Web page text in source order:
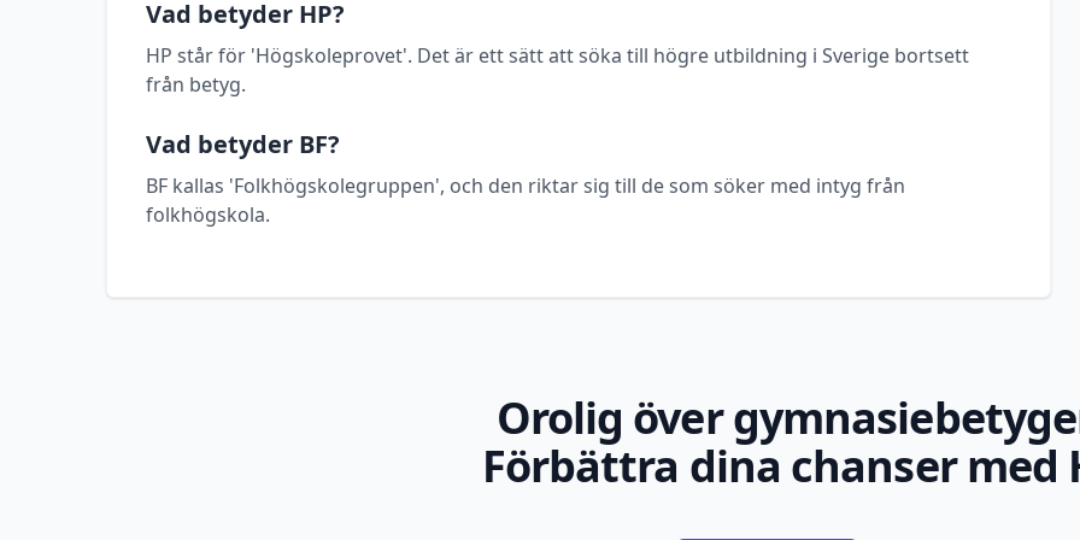
Vad betyder HP?
HP står för 'Högskoleprovet'. Det är ett sätt att söka till högre utbildning i Sverige bortsett
från betyg.
Vad betyder BF?
BF kallas 'Folkhögskolegruppen', och den riktar sig till de som söker med intyg från
folkhögskola.
Orolig över
Förbättra dina chanser med